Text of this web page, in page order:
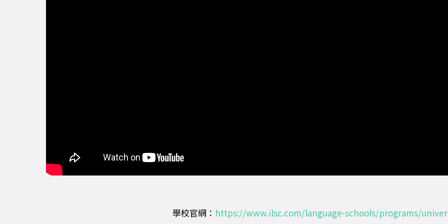
學校官網： https://www.ilsc.com/language-schools/programs/